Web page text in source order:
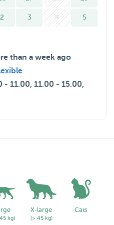
2 3 4 5
than a week ago
- 11.00, 11.00 - 15.00,
kg)
X-large
(> 45 kg)
Cats